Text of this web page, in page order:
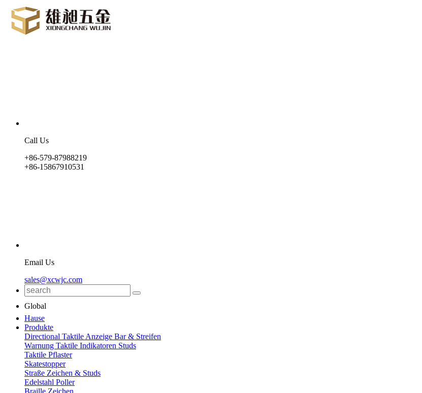
Call Us
+86-579-87988219
+86-15867910531
Email Us
sales@xcwjc.com
Global
Hause
Produkte
Directional Taktile Anzeige Bar & Streifen
Warnung Taktile Indikatoren Studs
Taktile Pflaster
Skatestopper
Straße Zeichen & Studs
Edelstahl Poller
Braille Zeichen